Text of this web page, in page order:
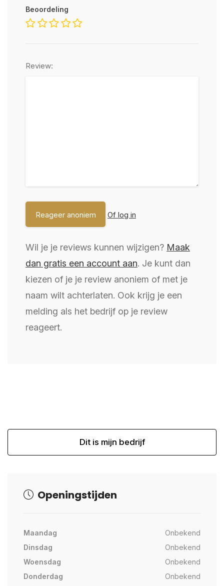
Beoordeling
Review:
Of log in
Wil je je reviews kunnen wijzigen? Maak
dan gratis een account aan. Je kunt dan
kiezen of je je review anoniem of met je
naam wilt achterlaten. Ook krijg je een
melding als het bedrijf op je review
reageert.
Dit is mijn bedrijf
Openingstijden
Maandag
Onbekend
Dinsdag
Onbekend
Woensdag
Onbekend
Donderdag
Onbekend